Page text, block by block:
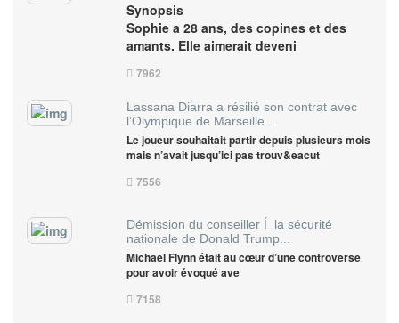
Synopsis
Sophie a 28 ans, des copines et des
amants. Elle aimerait deveni
7962
Lassana Diarra a résilié son contrat avec
l’Olympique de Marseille...
Le joueur souhaitait partir depuis plusieurs mois
mais n’avait jusqu’ici pas trouv&eacut
7556
Démission du conseiller Í la sécurité
nationale de Donald Trump...
Michael Flynn était au cœur d’une controverse
pour avoir évoqué ave
7158